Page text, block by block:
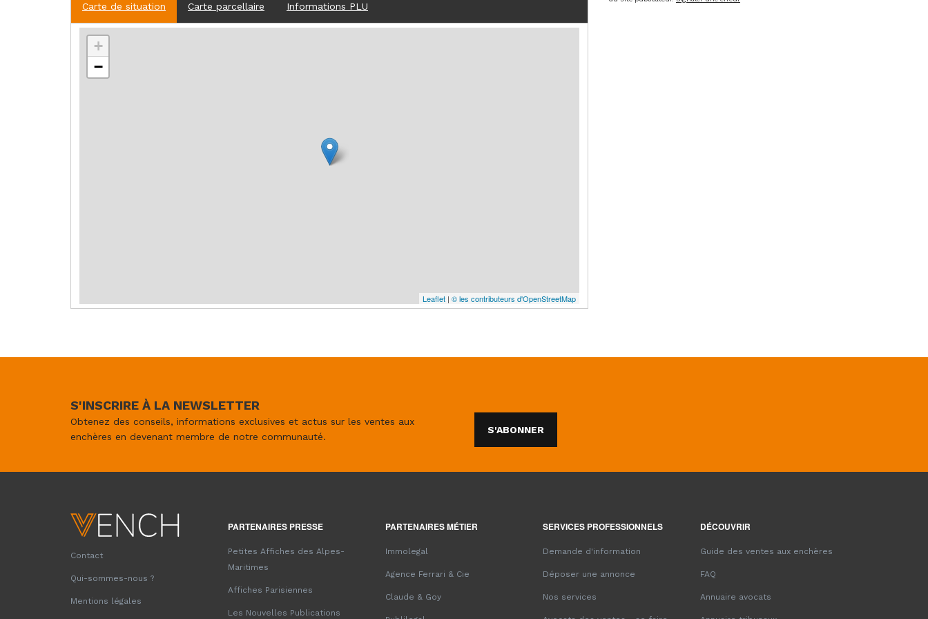
Carte de situation Carte parcellaire Informations PLU
+
−
Leaflet | © les contributeurs d'OpenStreetMap
S'INSCRIRE À LA NEWSLETTER
Obtenez des conseils, informations exclusives et actus sur les ventes aux
enchères en devenant membre de notre communauté.
S'ABONNER
Contact
Qui-sommes-nous ?
Mentions légales
PARTENAIRES PRESSE
Petites Affiches des Alpes-
Maritimes
Affiches Parisiennes
Les Nouvelles Publications
PARTENAIRES MÉTIER
Immolegal
Agence Ferrari & Cie
Claude & Goy
SERVICES PROFESSIONNELS
Demande d'information
Déposer une annonce
Nos services
DÉCOUVRIR
Guide des ventes aux enchères
FAQ
Annuaire avocats